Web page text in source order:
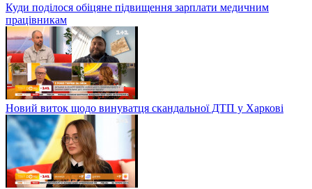
Куди поділося обіцяне підвищення зарплати медичним
працівникам
Новий виток щодо винуватця скандальної ДТП у Харкові